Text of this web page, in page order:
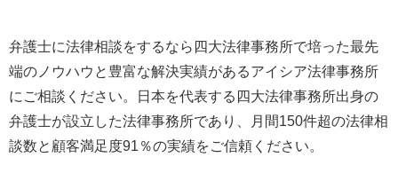
弁護士に法律相談をするなら四大法律事務所で培った最先
端のノウハウと豊富な解決実績があるアイシア法律事務所
にご相談ください。日本を代表する四大法律事務所出身の
弁護士が設立した法律事務所であり、月間150件超の法律相
談数と顧客満足度91％の実績をご信頼ください。